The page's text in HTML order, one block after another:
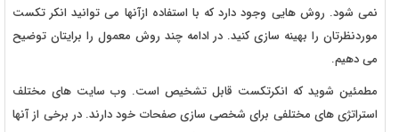
نمی شود. روش هایی وجود دارد که با استفاده ازآنها می توانید انکر تکست
موردنظرتان را بهینه سازی کنید. در ادامه چند روش معمول را برایتان توضیح
می دهیم.
مطمئین شوید که انکرتکست قابل تشخیص است. وب سایت های مختلف
استراتژی های مختلفی برای شخصی سازی صفحات خود دارند. در برخی از آنها